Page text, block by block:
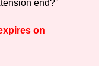
end?”
on